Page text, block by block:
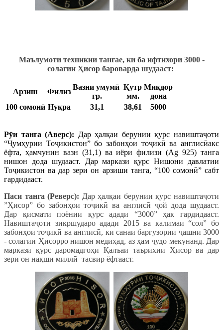
Маълумоти техникии тангае, ки ба ифтихори 3000 -
солагии Ҳисор бароварда шудааст:
Арзиш Филиз
Вазни умумӣ
гр.
Қутр
мм.
Миқдор
дона
100 сомонӣ Нуқра 31,1 38,61 5000
Рӯи танга (Аверс): Дар ҳалқаи берунии қурс навиштаҷоти
“Ҷумҳурии Тоҷикистон” бо забонҳои тоҷикӣ ва англисӣакс
ёфта, ҳамчунин вазн (31,1) ва иёри филизи (Ag 925) танга
нишон дода шудааст. Дар маркази қурс Нишони давлатии
Тоҷикистон ва дар зери он арзиши танга, “100 сомонӣ” сабт
гардидааст.
Паси танга (Реверс): Дар ҳалқаи берунии қурс навиштаҷоти
”Ҳисор” бо забонҳои тоҷикӣ ва англисӣ ҷой дода шудааст.
Дар қисмати поёнии қурс адади “3000” ҳак гардидааст.
Навиштаҷоти зикршударо адади 2015 ва калимаи “сол” бо
забонҳои тоҷикӣ ва англисӣ, ки санаи баргузории ҷашни 3000
- солагии Ҳисорро нишон медиҳад, аз ҳам ҷудо мекунанд. Дар
маркази қурс даромадгоҳи Қалъаи таърихии Ҳисор ва дар
зери он нақши миллӣ тасвир ёфтааст.